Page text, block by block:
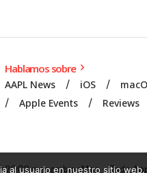
Hablamos sobre
AAPL News iOS
Apple Events
Reviews
2008 mecambioaMac – Todo
al usuario en nuestro sitio